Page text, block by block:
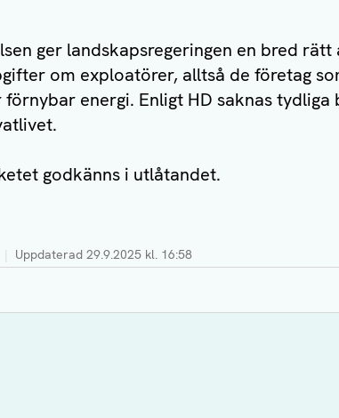
ger landskapsregeringen en bred
om exploatörer, alltså de företag
energi. Enligt HD saknas tydliga
godkänns i utlåtandet.
Uppdaterad 29.9.2025 kl. 16:58